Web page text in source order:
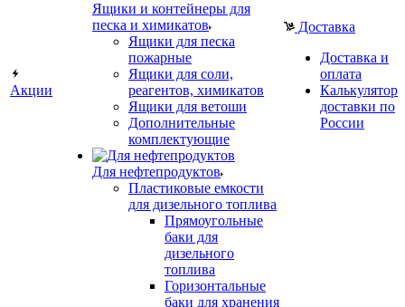
Акции
Ящики и контейнеры для
песка и химикатов
Ящики для песка
пожарные
Ящики для соли,
реагентов, химикатов
Ящики для ветоши
Дополнительные
комплектующие
Для нефтепродуктов
Пластиковые емкости
для дизельного топлива
Прямоугольные
баки для
дизельного
топлива
Горизонтальные
баки для хранения
Доставка
Доставка и
оплата
Калькулятор
доставки по
России